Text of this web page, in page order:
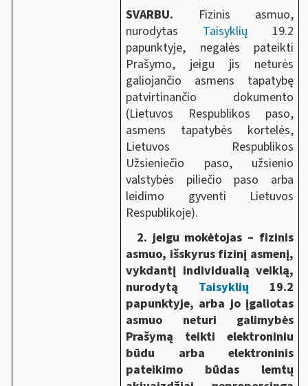
SVARBU. Fizinis asmuo,
nurodytas Taisyklių 19.2
papunktyje, negalės pateikti
Prašymo, jeigu jis neturės
galiojančio asmens tapatybę
patvirtinančio dokumento
(Lietuvos Respublikos paso,
asmens tapatybės kortelės,
Lietuvos Respublikos
Užsieniečio paso, užsienio
valstybės piliečio paso arba
leidimo gyventi Lietuvos
Respublikoje).
2. jeigu mokėtojas – fizinis
asmuo, išskyrus fizinį asmenį,
vykdantį individualią veiklą,
nurodytą Taisyklių 19.2
papunktyje, arba jo įgaliotas
asmuo neturi galimybės
Prašymą teikti elektroniniu
būdu arba elektroninis
pateikimo būdas lemtų